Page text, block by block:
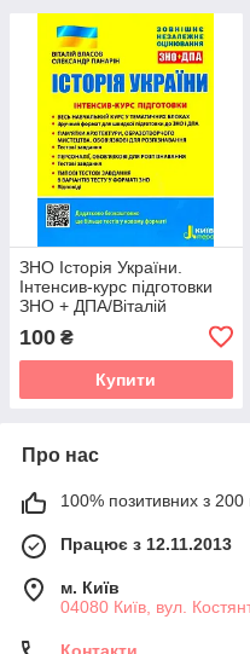
ЗНО Історія України.
Інтенсив-курс підготовки
ЗНО + ДПА/Віталій
Панарін (9789669453105)
100 ₴
Купити
Про нас
100% позитивних з 200
Працює з 12.11.2013
м. Київ
04080 Київ, вул.